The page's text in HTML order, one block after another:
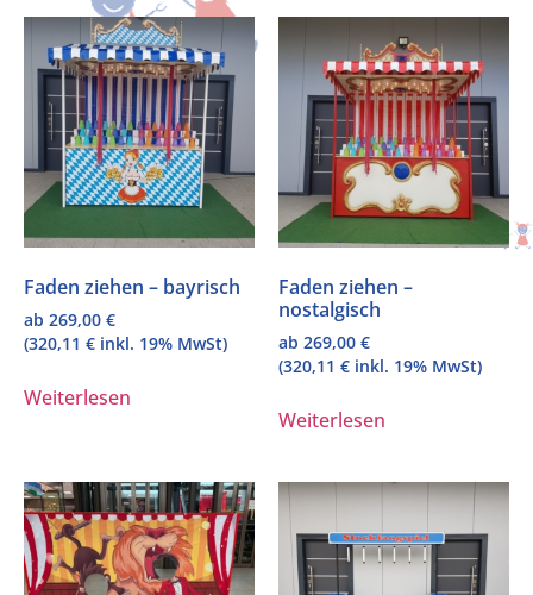
Faden ziehen – bayrisch
ab 269,00 €
(320,11 € inkl. 19% MwSt)
Weiterlesen
Faden ziehen –
nostalgisch
ab 269,00 €
(320,11 € inkl. 19% MwSt)
Weiterlesen